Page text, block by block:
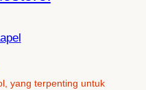
yang terpenting untuk